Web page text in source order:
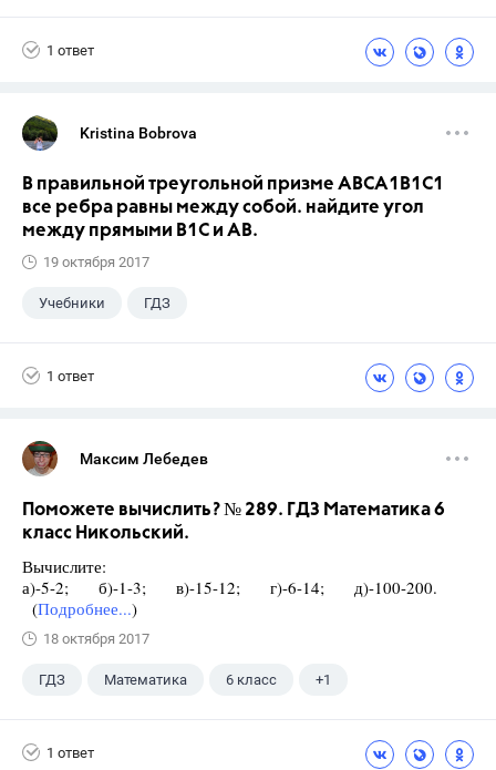
1 ответ
Kristina Bobrova
В правильной треугольной призме АВСA1В1С1
все ребра равны между собой. найдите угол
между прямыми В1С и АВ.
19 октября 2017
Учебники ГДЗ
1 ответ
Максим Лебедев
Поможете вычислить? № 289. ГДЗ Математика 6
класс Никольский.
Вычислите:
а)-5-2; б)-1-3; в)-15-12; г)-6-14; д)-100-200.
(Подробнее...)
18 октября 2017
ГДЗ Математика 6 класс +1
1 ответ